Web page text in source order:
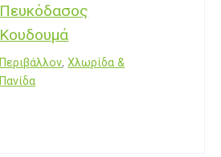
Πευκόδασος
Κουδουμά
Περιβάλλον,Χλωρίδα &
Πανίδα